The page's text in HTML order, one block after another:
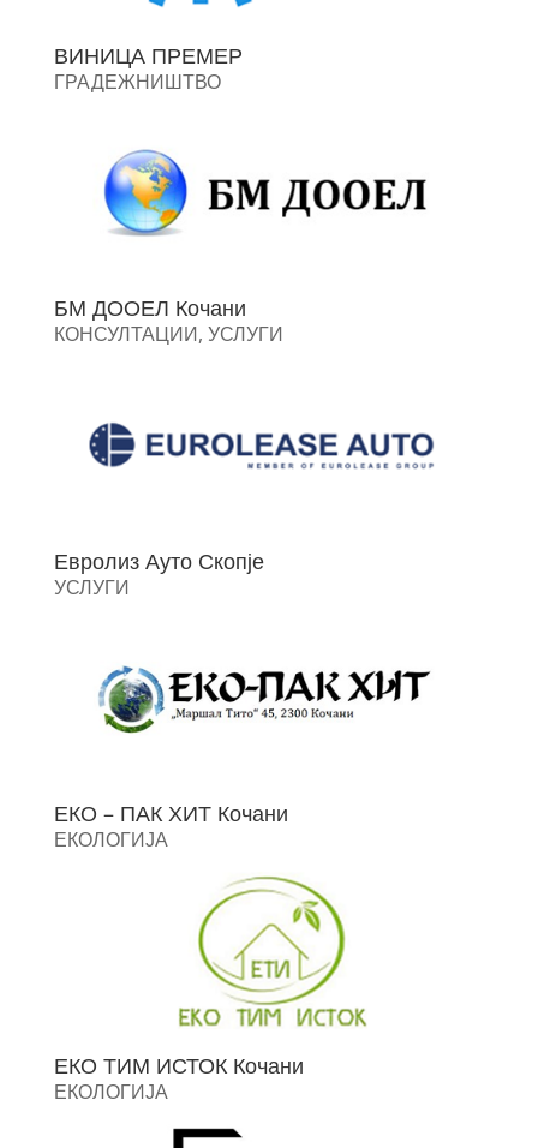
ВИНИЦА ПРЕМЕР
ГРАДЕЖНИШТВО
БМ ДООЕЛ Кочани
КОНСУЛТАЦИИ, УСЛУГИ
Евролиз Ауто Скопје
УСЛУГИ
ЕКО – ПАК ХИТ Кочани
ЕКОЛОГИЈА
ЕКО ТИМ ИСТОК Кочани
ЕКОЛОГИЈА